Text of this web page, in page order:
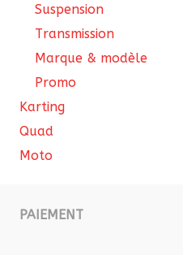
Suspension
Transmission
Marque & modèle
Promo
Karting
Quad
Moto
PAIEMENT